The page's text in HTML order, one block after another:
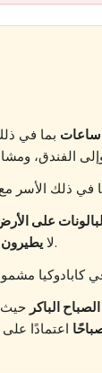
بما في
على
لايطيرون
في البالونات.
الباكر حيث
اعتمادًا